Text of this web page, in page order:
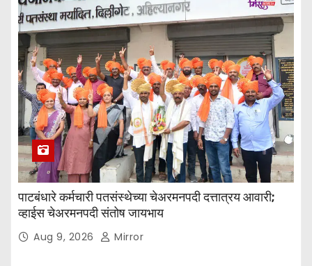
पाटबंधारे कर्मचारी पतसंस्थेच्या चेअरमनपदी दत्तात्रय आवारी;
व्हाईस चेअरमनपदी संतोष जायभाय
Aug 9, 2026 Mirror